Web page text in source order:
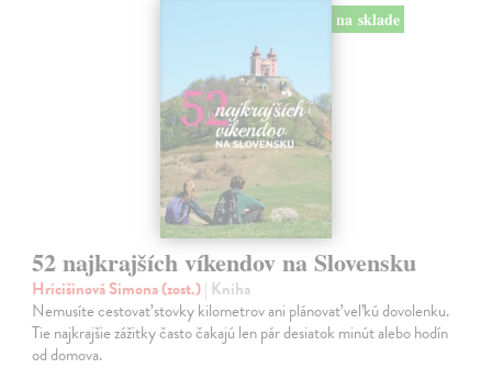
na sklade
52 najkrajších víkendov na Slovensku
Hricišinová Simona (zost.)| Kniha
Nemusíte cestovať stovky kilometrov ani plánovať veľkú dovolenku.
Tie najkrajšie zážitky často čakajú len pár desiatok minút alebo hodín
od domova.